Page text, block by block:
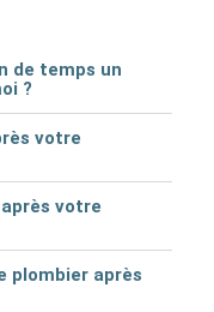
de temps un
?
votre
votre
plombier après